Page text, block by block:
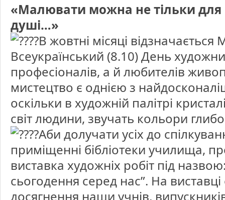
не
тільки
для
для
душі…»
«Малювати можна не тільки для
душі…»
В жовтні місяці
Всеукраїнський (8.10) День
професіоналів, а й любителів
мистецтво є однією з
оскільки в художній палітрі
світ людини, звучать кольори
Аби долучати усіх до
приміщенні бібліотеки училища,
виставка художніх робіт під
сьогодення серед нас”. На
досягнення наши учнів,